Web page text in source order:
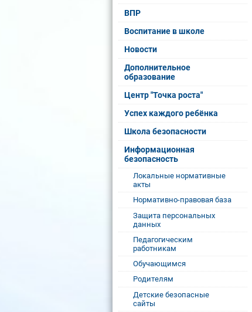
ВПР
Воспитание в школе
Новости
Дополнительное
образование
Центр "Точка роста"
Успех каждого ребёнка
Школа безопасности
Информационная
безопасность
Локальные нормативные
акты
Нормативно-правовая база
Защита персональных
данных
Педагогическим
работникам
Обучающимся
Родителям
Детские безопасные
сайты